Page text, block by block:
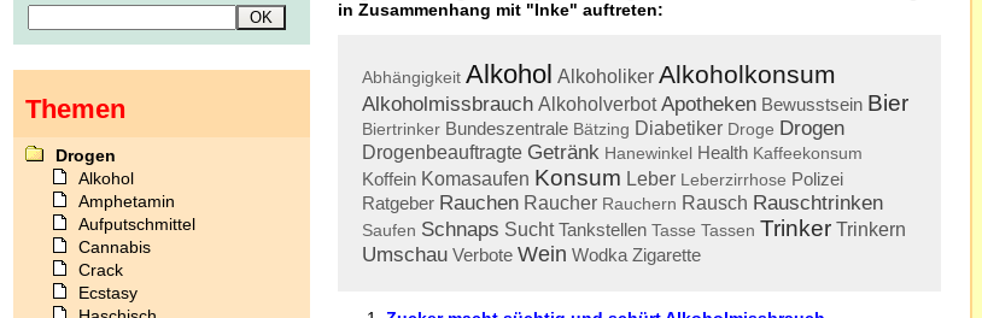
in Zusammenhang mit "Inke" auftreten:
Abhängigkeit Alkohol Alkoholiker Alkoholkonsum
Alkoholmissbrauch Alkoholverbot Apotheken Bewusstsein Bier
Biertrinker Bundeszentrale Bätzing Diabetiker Droge Drogen
Drogenbeauftragte Getränk Hanewinkel Health Kaffeekonsum
Koffein Komasaufen Konsum Leber Leberzirrhose Polizei
Ratgeber Rauchen Raucher Rauchern Rausch Rauschtrinken
Saufen Schnaps Sucht Tankstellen Tasse Tassen Trinker Trinkern
Umschau Verbote Wein Wodka Zigarette
Themen
Drogen
Alkohol
Amphetamin
Aufputschmittel
Cannabis
Crack
Ecstasy